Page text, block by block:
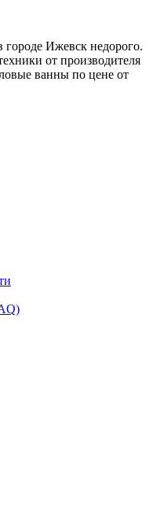
Ижевск недорого.
от производителя
ванны по цене от